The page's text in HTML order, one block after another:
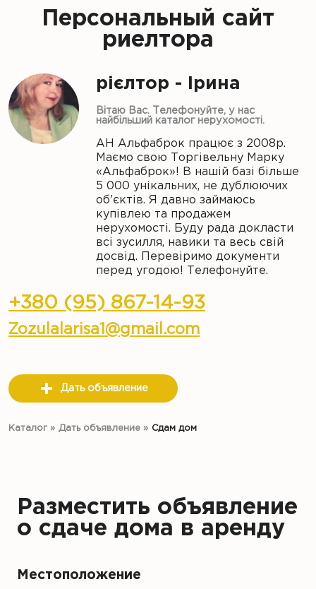
Персональный сайт
риелтора
рієлтор - Ірина
Вітаю Вас. Телефонуйте, у нас
найбільший каталог нерухомості.
АН Альфаброк працює з 2008р.
Маємо свою Торгівельну Марку
«Альфаброк»! В нашій базі більше
5 000 унікальних, не дублюючих
об’єктів. Я давно займаюсь
купівлею та продажем
нерухомості. Буду рада докласти
всі зусилля, навики та весь свій
досвід. Перевіримо документи
перед угодою! Телефонуйте.
+380 (95) 867-14-93
Zozulalarisa1@gmail.com
Дать объявление
Каталог » Дать объявление » Сдам дом
Разместить объявление
о сдаче дома в аренду
Местоположение